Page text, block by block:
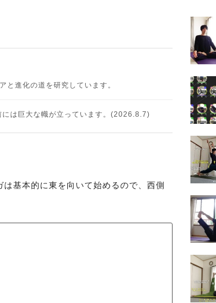
と進化の道を研究しています。
は巨大な幟が立っています。(2026.8.7)
基本的に東を向いて始めるので、西側